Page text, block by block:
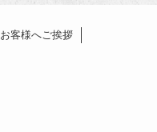
お客様へご挨拶